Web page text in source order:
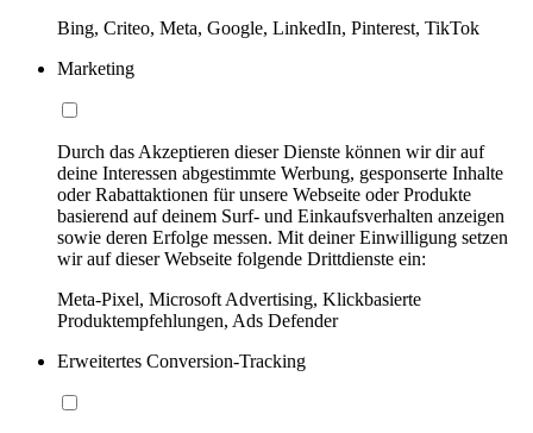
Bing, Criteo, Meta, Google, LinkedIn, Pinterest, TikTok
Marketing
Durch das Akzeptieren dieser Dienste können wir dir auf
deine Interessen abgestimmte Werbung, gesponserte Inhalte
oder Rabattaktionen für unsere Webseite oder Produkte
basierend auf deinem Surf- und Einkaufsverhalten anzeigen
sowie deren Erfolge messen. Mit deiner Einwilligung setzen
wir auf dieser Webseite folgende Drittdienste ein:
Meta-Pixel, Microsoft Advertising, Klickbasierte
Produktempfehlungen, Ads Defender
Erweitertes Conversion-Tracking